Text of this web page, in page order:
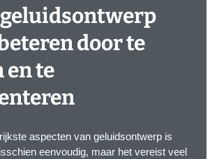
geluidsontwerp
door te
te
aspecten van geluidsontwerp is
eenvoudig, maar het vereist veel